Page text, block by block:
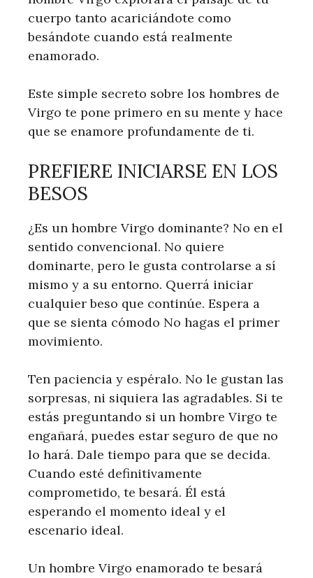
cuerpo tanto acariciándote como
besándote cuando está realmente
enamorado.
Este simple secreto sobre los hombres de
Virgo te pone primero en su mente y hace
que se enamore profundamente de ti.
PREFIERE INICIARSE EN LOS
BESOS
¿Es un hombre Virgo dominante? No en el
sentido convencional. No quiere
dominarte, pero le gusta controlarse a sí
mismo y a su entorno. Querrá iniciar
cualquier beso que continúe. Espera a
que se sienta cómodo No hagas el primer
movimiento.
Ten paciencia y espéralo. No le gustan las
sorpresas, ni siquiera las agradables. Si te
estás preguntando si un hombre Virgo te
engañará, puedes estar seguro de que no
lo hará. Dale tiempo para que se decida.
Cuando esté definitivamente
comprometido, te besará. Él está
esperando el momento ideal y el
escenario ideal.
Un hombre Virgo enamorado te besará